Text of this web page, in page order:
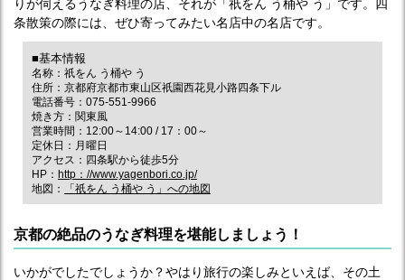
りが伺えるうなぎ料理の店、それが「祇をん う桶や う」です。四
条散策の際には、ぜひ寄ってみたい名店中の名店です。
■基本情報
名称：祇をん う桶や う
住所：京都府京都市東山区祇園西花見小路四条下ル
電話番号：075-551-9966
焼き方：関東風
営業時間：12:00～14:00 / 17：00～
定休日：月曜日
アクセス：四条駅から徒歩5分
HP： http：//www.yagenbori.co.jp/
地図：
「祇をん う桶や う」への地図
京都の絶品のうなぎ料理を堪能しましょう！
いかがでしたでしょうか？やはり旅行の楽しみといえば、その土